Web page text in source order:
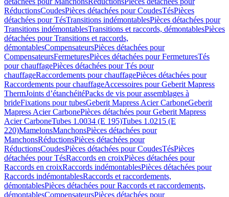
RéductionsCoudesPièces détachées pour CoudesTésPièces
détachées pour TésTransitions indémontablesPièces détachées pour
Transitions indémontablesTransitions et raccords, démontablesPièces
détachées pour Transitions et raccords,
démontablesCompensateursPièces détachées pour
CompensateursFermeturesPièces détachées pour FermeturesTés
pour chauffagePièces détachées pour Tés pour
chauffageRaccordements pour chauffagePièces détachées pour
Raccordements pour chauffageAccessoires pour Geberit Mapress
ThermJoints d’étanchéitéPacks de vis pour assemblages à
brideFixations pour tubesGeberit Mapress Acier CarboneGeberit
Mapress Acier CarbonePièces détachées pour Geberit Mapress
Acier CarboneTubes 1.0034 (E 195)Tubes 1.0215 (E
220)MamelonsManchonsPièces détachées pour
ManchonsRéductionsPièces détachées pour
RéductionsCoudesPièces détachées pour CoudesTésPièces
détachées pour TésRaccords en croixPièces détachées pour
Raccords en croixRaccords indémontablesPièces détachées pour
Raccords indémontablesRaccords et raccordements,
démontablesPièces détachées pour Raccords et raccordements,
démontablesCompensateursPièces détachées pour